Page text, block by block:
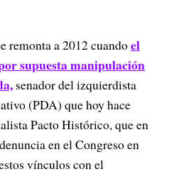
remonta a 2012 cuandoel
supuesta manipulación
senador del izquierdista
(PDA) que hoy hace
Pacto Histórico, que en
en el Congreso en
vínculos con el